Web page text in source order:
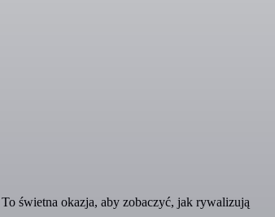
świetna okazja, aby zobaczyć, jak rywalizują